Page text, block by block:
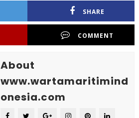
SHARE
COMMENT
About
www.wartamaritimind
onesia.com